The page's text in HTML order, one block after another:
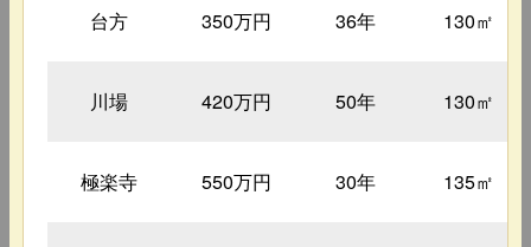
台方 350万円 36年 130㎡
川場 420万円 50年 130㎡
極楽寺 550万円 30年 135㎡